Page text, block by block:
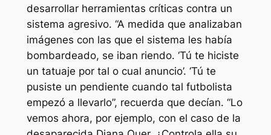
desarrollar herramientas críticas contra un
sistema agresivo. “A medida que analizaban
imágenes con las que el sistema les había
bombardeado, se iban riendo. ‘Tú te hiciste
un tatuaje por tal o cual anuncio’. ‘Tú te
pusiste un pendiente cuando tal futbolista
empezó a llevarlo”, recuerda que decían. “Lo
vemos ahora, por ejemplo, con el caso de la